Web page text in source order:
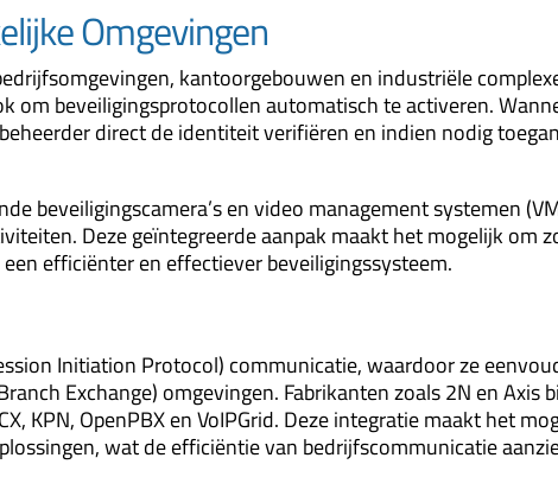
Omgevingen
kantoorgebouwen en industriële
om beveiligingsprotocollen automatisch te activeren.
direct de identiteit verifiëren en indien nodig
beveiligingscamera’s en video management systemen
Deze geïntegreerde aanpak maakt het mogelijk om
efficiënter en effectiever beveiligingssysteem.
Initiation Protocol) communicatie, waardoor ze
Exchange) omgevingen. Fabrikanten zoals 2N en Axis
KPN, OpenPBX en VoIPGrid. Deze integratie maakt het
wat de efficiëntie van bedrijfscommunicatie